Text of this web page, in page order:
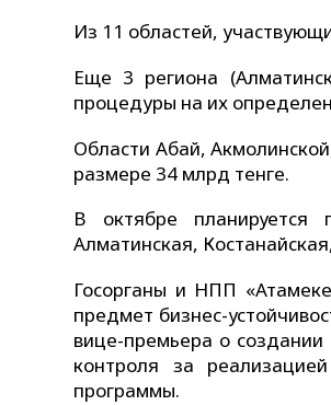
Из 11 областей,
Еще 3 региона
процедуры на их
Области Абай,
размере 34 млрд тенге.
В октябре планируется
Алматинская,
Госорганы и НПП
предмет бизнес-
вице-премьера о
контроля за
программы.